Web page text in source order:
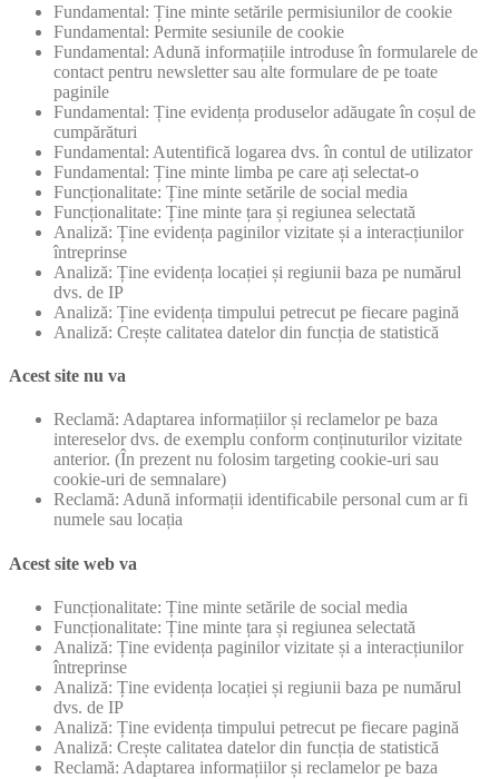
Fundamental: Ține minte setările permisiunilor de cookie
Fundamental: Permite sesiunile de cookie
Fundamental: Adună informațiile introduse în formularele de
contact pentru newsletter sau alte formulare de pe toate
paginile
Fundamental: Ține evidența produselor adăugate în coșul de
cumpărături
Fundamental: Autentifică logarea dvs. în contul de utilizator
Fundamental: Ține minte limba pe care ați selectat-o
Funcționalitate: Ține minte setările de social media
Funcționalitate: Ține minte țara și regiunea selectată
Analiză: Ține evidența paginilor vizitate și a interacțiunilor
întreprinse
Analiză: Ține evidența locației și regiunii baza pe numărul
dvs. de IP
Analiză: Ține evidența timpului petrecut pe fiecare pagină
Analiză: Crește calitatea datelor din funcția de statistică
Acest site nu va
Reclamă: Adaptarea informațiilor și reclamelor pe baza
intereselor dvs. de exemplu conform conținuturilor vizitate
anterior. (În prezent nu folosim targeting cookie-uri sau
cookie-uri de semnalare)
Reclamă: Adună informații identificabile personal cum ar fi
numele sau locația
Acest site web va
Funcționalitate: Ține minte setările de social media
Funcționalitate: Ține minte țara și regiunea selectată
Analiză: Ține evidența paginilor vizitate și a interacțiunilor
întreprinse
Analiză: Ține evidența locației și regiunii baza pe numărul
dvs. de IP
Analiză: Ține evidența timpului petrecut pe fiecare pagină
Analiză: Crește calitatea datelor din funcția de statistică
Reclamă: Adaptarea informațiilor și reclamelor pe baza